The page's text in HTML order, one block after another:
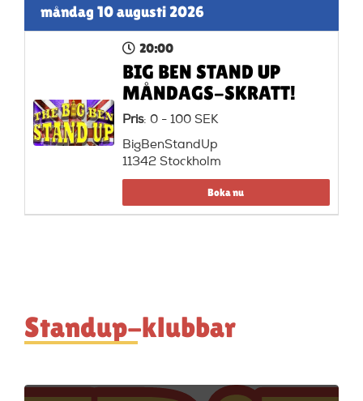
måndag 10 augusti 2026
20:00
BIG BEN STAND UP
MÅNDAGS-SKRATT!
Pris: 0 - 100 SEK
BigBenStandUp
11342 Stockholm
Boka nu
Standup-klubbar